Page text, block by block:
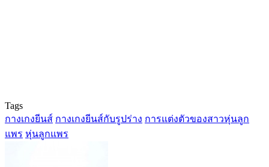
Tags
กางเกงยีนส์ กางเกงยีนส์กับรูปร่าง การแต่งตัวของสาวหุ่นลูก
แพร หุ่นลูกแพร